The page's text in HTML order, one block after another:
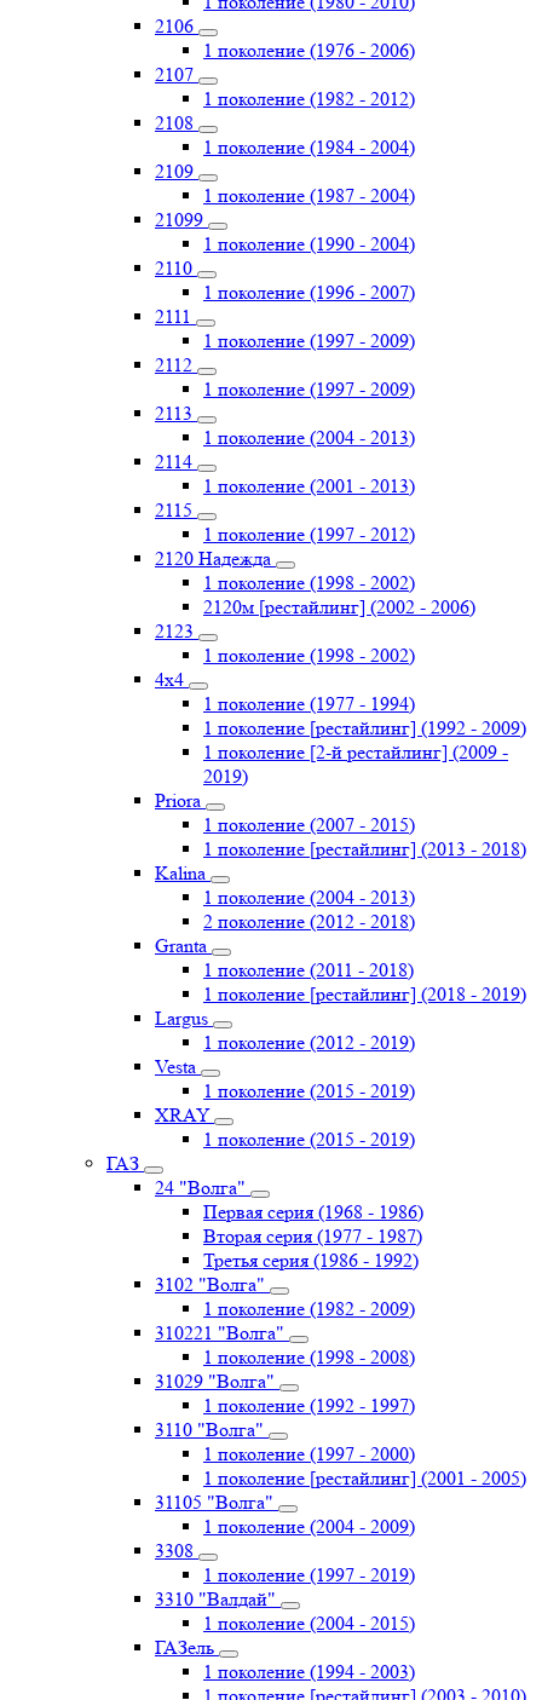
2106
1 поколение (1976 - 2006)
2107
1 поколение (1982 - 2012)
2108
1 поколение (1984 - 2004)
2109
1 поколение (1987 - 2004)
21099
1 поколение (1990 - 2004)
2110
1 поколение (1996 - 2007)
2111
1 поколение (1997 - 2009)
2112
1 поколение (1997 - 2009)
2113
1 поколение (2004 - 2013)
2114
1 поколение (2001 - 2013)
2115
1 поколение (1997 - 2012)
2120 Надежда
1 поколение (1998 - 2002)
2120м [рестайлинг] (2002 - 2006)
2123
1 поколение (1998 - 2002)
4х4
1 поколение (1977 - 1994)
1 поколение [рестайлинг] (1992 - 2009)
1 поколение [2-й рестайлинг] (2009 -
2019)
Priоra
1 поколение (2007 - 2015)
1 поколение [рестайлинг] (2013 - 2018)
Kalina
1 поколение (2004 - 2013)
2 поколение (2012 - 2018)
Granta
1 поколение (2011 - 2018)
1 поколение [рестайлинг] (2018 - 2019)
Largus
1 поколение (2012 - 2019)
Vesta
1 поколение (2015 - 2019)
XRAY
1 поколение (2015 - 2019)
ГАЗ
24 "Волга"
Первая серия (1968 - 1986)
Вторая серия (1977 - 1987)
Третья серия (1986 - 1992)
3102 "Волга"
1 поколение (1982 - 2009)
310221 "Волга"
1 поколение (1998 - 2008)
31029 "Волга"
1 поколение (1992 - 1997)
3110 "Волга"
1 поколение (1997 - 2000)
1 поколение [рестайлинг] (2001 - 2005)
31105 "Волга"
1 поколение (2004 - 2009)
3308
1 поколение (1997 - 2019)
3310 "Валдай"
1 поколение (2004 - 2015)
ГАЗель
1 поколение (1994 - 2003)